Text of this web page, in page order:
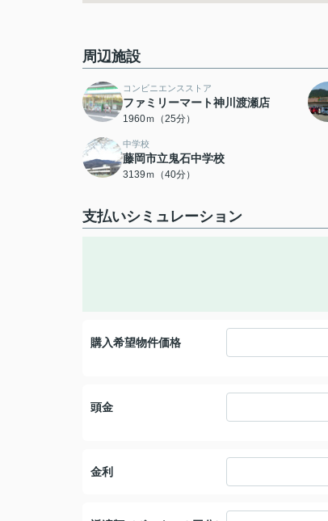
周辺施設
コンビニエンスストア
ファミリーマート神川渡瀬店
1960ｍ（25分）
中学校
藤岡市立鬼石中学校
3139ｍ（40分）
支払いシミュレーション
購入希望物件価格
頭金
金利